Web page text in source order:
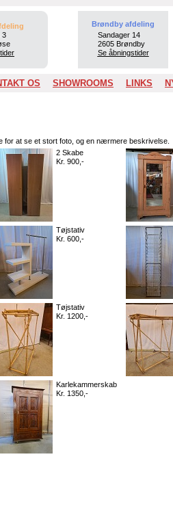
3
Brøndby afdeling
Sandager 14
2605 Brøndby
Se åbningstider
OS SHOWROOMS LINKS
for at se et stort foto, og en nærmere beskrivelse.
2 Skabe
Kr. 900,-
Tøjstativ
Kr. 600,-
Tøjstativ
Kr. 1200,-
Karlekammerskab
Kr. 1350,-